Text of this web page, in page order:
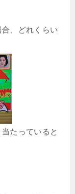
、どれくらい
たっていると